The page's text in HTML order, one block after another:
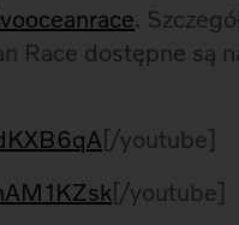
.
Race dostępne są
[/youtube]
[/youtube]